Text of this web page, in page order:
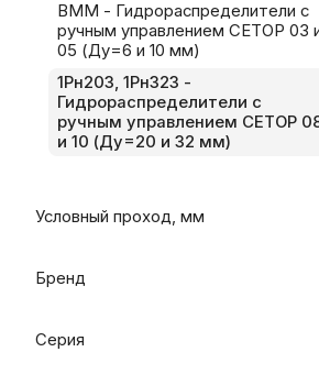
ВММ - Гидрораспределители с
ручным управлением CETOP 03
05 (Ду=6 и 10 мм)
1Рн203, 1Рн323 -
Гидрораспределители с
ручным управлением CETOP
и 10 (Ду=20 и 32 мм)
Условный проход, мм
Бренд
Серия